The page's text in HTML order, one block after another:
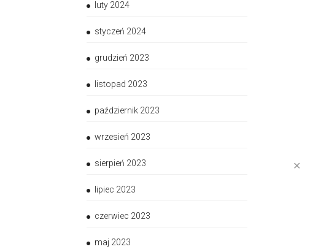
✕
luty 2024
styczeń 2024
grudzień 2023
listopad 2023
październik 2023
wrzesień 2023
sierpień 2023
lipiec 2023
czerwiec 2023
maj 2023